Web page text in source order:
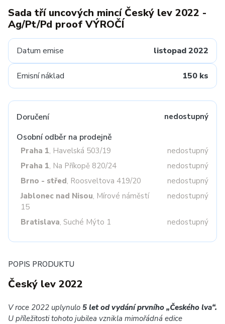
Sada tří uncových mincí Český lev 2022 -
Ag/Pt/Pd proof VÝROČÍ
Datum emise listopad 2022
Emisní náklad 150 ks
Doručení nedostupný
Osobní odběr na prodejně
Praha 1, Havelská 503/19
nedostupný
Praha 1, Na Příkopě 820/24
nedostupný
Brno - střed, Roosveltova 419/20
nedostupný
Jablonec nad Nisou, Mírové náměstí
15
nedostupný
Bratislava, Suché Mýto 1 nedostupný
POPIS PRODUKTU
Český lev 2022
V roce 2022 uplynulo 5 let od vydání prvního „Českého lva“.
U příležitosti tohoto jubilea vznikla mimořádná edice